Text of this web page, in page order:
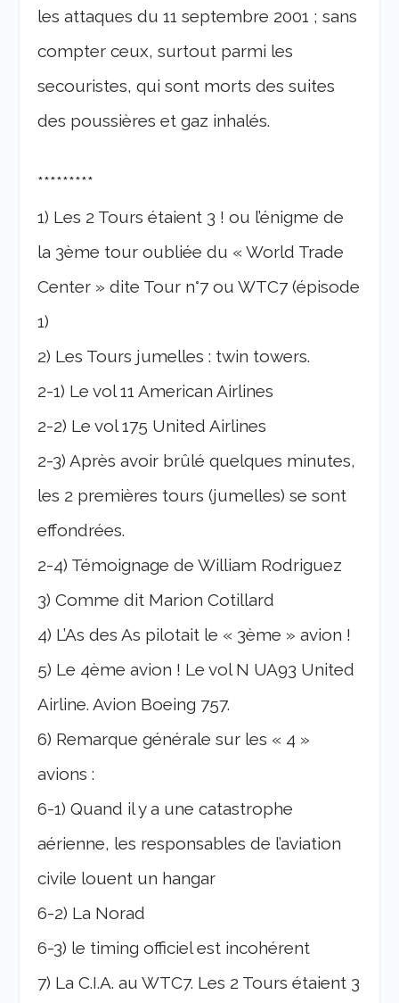
les attaques du 11 septembre 2001 ; sans
compter ceux, surtout parmi les
secouristes, qui sont morts des suites
des poussières et gaz inhalés.
*********
1) Les 2 Tours étaient 3 ! ou l’énigme de
la 3ème tour oubliée du « World Trade
Center » dite Tour n°7 ou WTC7 (épisode
1)
2) Les Tours jumelles : twin towers.
2-1) Le vol 11 American Airlines
2-2) Le vol 175 United Airlines
2-3) Après avoir brûlé quelques minutes,
les 2 premières tours (jumelles) se sont
effondrées.
2-4) Témoignage de William Rodriguez
3) Comme dit Marion Cotillard
4) L’As des As pilotait le « 3ème » avion !
5) Le 4ème avion ! Le vol N UA93 United
Airline. Avion Boeing 757.
6) Remarque générale sur les « 4 »
avions :
6-1) Quand il y a une catastrophe
aérienne, les responsables de l’aviation
civile louent un hangar
6-2) La Norad
6-3) le timing officiel est incohérent
7) La C.I.A. au WTC7. Les 2 Tours étaient 3